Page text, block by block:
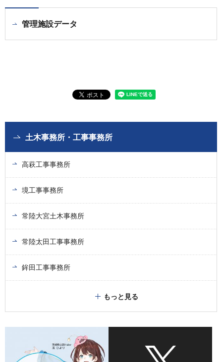
管理施設データ
土木事務所・工事事務所
高萩工事事務所
境工事事務所
常陸大宮土木事務所
常陸太田工事事務所
鉾田工事事務所
もっと見る